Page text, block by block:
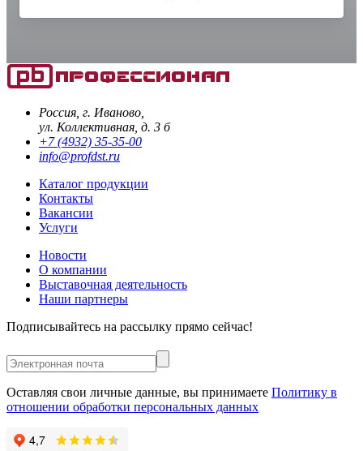
Россия, г. Иваново,
ул. Коллективная, д. 3 б
+7 (4932) 35-35-00
info@profdst.ru
Каталог продукции
Контакты
Вакансии
Услуги
Новости
О компании
Выставочная деятельность
Наши партнеры
Подписывайтесь на рассылку прямо сейчас!
Оставляя свои личные данные, вы принимаете Политику в
отношении обработки персональных данных